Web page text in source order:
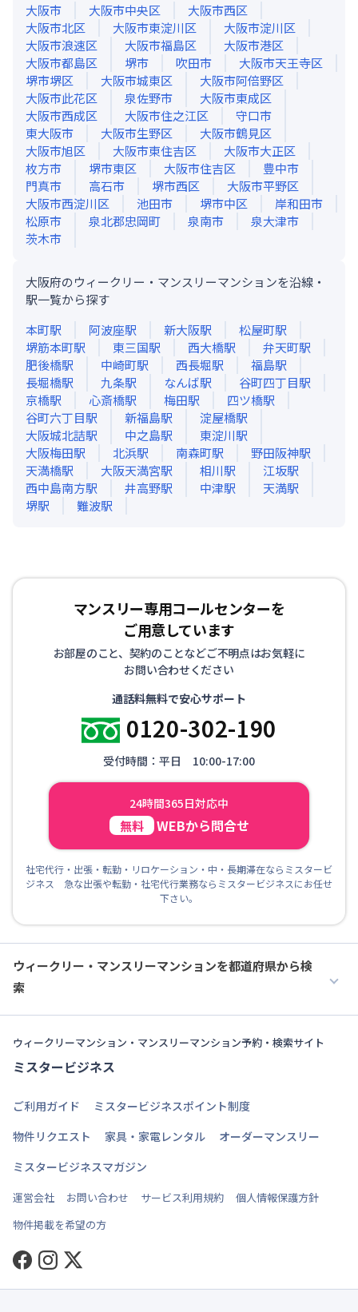
大阪市
大阪市中央区
大阪市西区
大阪市北区
大阪市東淀川区
大阪市淀川区
大阪市浪速区
大阪市福島区
大阪市港区
大阪市都島区
堺市 吹田市
大阪市天王寺区
堺市堺区
大阪市城東区
大阪市阿倍野区
大阪市此花区
泉佐野市
大阪市東成区
大阪市西成区
大阪市住之江区
守口市
東大阪市
大阪市生野区
大阪市鶴見区
大阪市旭区
大阪市東住吉区
大阪市大正区
枚方市
堺市東区 大阪市住吉区
豊中市
門真市
高石市 堺市西区
大阪市平野区
大阪市西淀川区
池田市 堺市中区
岸和田市
松原市
泉北郡忠岡町 泉南市
泉大津市
茨木市
大阪府のウィークリー・マンスリーマンションを沿線・
駅一覧から探す
本町駅 阿波座駅 新大阪駅 松屋町駅
堺筋本町駅 東三国駅 西大橋駅 弁天町駅
肥後橋駅 中崎町駅 西長堀駅 福島駅
長堀橋駅 九条駅 なんば駅 谷町四丁目駅
京橋駅 心斎橋駅 梅田駅 四ツ橋駅
谷町六丁目駅 新福島駅 淀屋橋駅
大阪城北詰駅 中之島駅 東淀川駅
大阪梅田駅 北浜駅 南森町駅 野田阪神駅
天満橋駅 大阪天満宮駅 相川駅 江坂駅
西中島南方駅 井高野駅 中津駅 天満駅
堺駅 難波駅
マンスリー専用コールセンターを
ご用意しています
お部屋のこと、契約のことなどご不明点はお気軽に
お問い合わせください
通話料無料で安心サポート
0120-302-190
受付時間：平日 10:00-17:00
24時間365日対応中
無料 WEBから問合せ
社宅代行・出張・転勤・リロケーション・中・長期滞在ならミスタービ
ジネス 急な出張や転勤・社宅代行業務ならミスタービジネスにお任せ
下さい。
ウィークリー・マンスリーマンションを都道府県から検
索
ウィークリーマンション・マンスリーマンション予約・検索サイト
ミスタービジネス
ご利用ガイド
ミスタービジネスポイント制度
物件リクエスト
家具・家電レンタル
オーダーマンスリー
ミスタービジネスマガジン
運営会社 お問い合わせ サービス利用規約
個人情報保護方針
物件掲載を希望の方
Facebook
Instagram
Twitter